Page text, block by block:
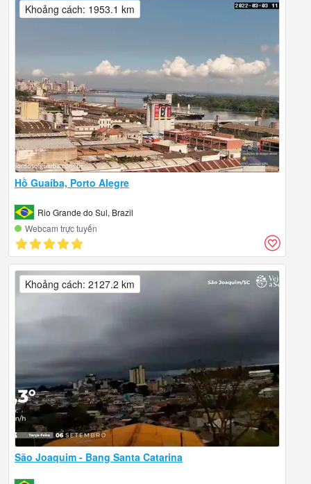
Hồ Guaíba, Porto Alegre
Rio Grande do Sul, Brazil
Webcam trực tuyến
Khoảng cách: 1953.1 km
São Joaquim - Bang Santa Catarina
Khoảng cách: 2127.2 km